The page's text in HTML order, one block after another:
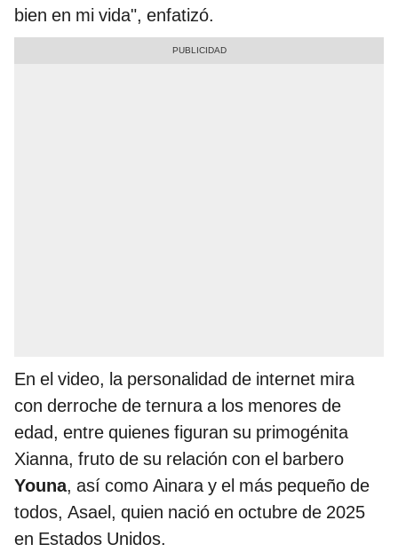
bien en mi vida", enfatizó.
En el video, la personalidad de internet mira
con derroche de ternura a los menores de
edad, entre quienes figuran su primogénita
Xianna, fruto de su relación con el barbero
Youna, así como Ainara y el más pequeño de
todos, Asael, quien nació en octubre de 2025
en Estados Unidos.